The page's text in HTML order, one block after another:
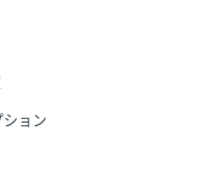
ション